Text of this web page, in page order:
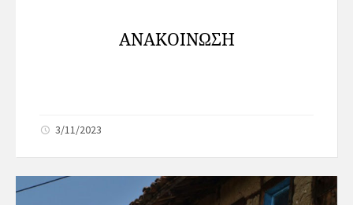
ΑΝΑΚΟΙΝΩΣΗ
Σας ενημερώνουμε ότι την
01.11.2023ξεκίνησε ο νέος κύκλος
αιτήσεων μέσω της Ενιαίας
Ψηφιακής Πύλης (
gov.gr) για την
3/11/2023